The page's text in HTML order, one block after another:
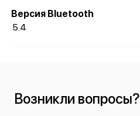
Версия Bluetooth
5.4
Возникли вопросы?